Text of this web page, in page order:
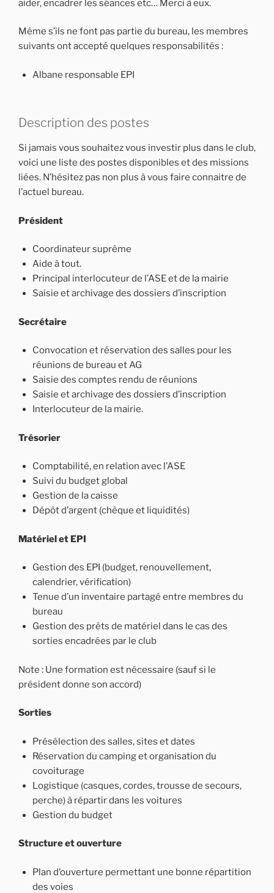
aider, encadrer les séances etc… Merci à eux.
Même s’ils ne font pas partie du bureau, les membres
suivants ont accepté quelques responsabilités :
Albane responsable EPI
Description des postes
Si jamais vous souhaitez vous investir plus dans le club,
voici une liste des postes disponibles et des missions
liées. N’hésitez pas non plus à vous faire connaitre de
l’actuel bureau.
Président
Coordinateur suprême
Aide à tout.
Principal interlocuteur de l’ASE et de la mairie
Saisie et archivage des dossiers d’inscription
Secrétaire
Convocation et réservation des salles pour les
réunions de bureau et AG
Saisie des comptes rendu de réunions
Saisie et archivage des dossiers d’inscription
Interlocuteur de la mairie.
Trésorier
Comptabilité, en relation avec l’ASE
Suivi du budget global
Gestion de la caisse
Dépôt d’argent (chèque et liquidités)
Matériel et EPI
Gestion des EPI (budget, renouvellement,
calendrier, vérification)
Tenue d’un inventaire partagé entre membres du
bureau
Gestion des prêts de matériel dans le cas des
sorties encadrées par le club
Note : Une formation est nécessaire (sauf si le
président donne son accord)
Sorties
Présélection des salles, sites et dates
Réservation du camping et organisation du
covoiturage
Logistique (casques, cordes, trousse de secours,
perche) à répartir dans les voitures
Gestion du budget
Structure et ouverture
Plan d’ouverture permettant une bonne répartition
des voies